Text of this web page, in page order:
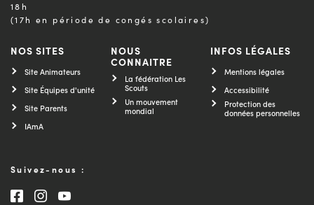
18h
(17h en période de congés scolaires)
NOS SITES
Site Animateurs
Site Équipes d'unité
Site Parents
IAmA
NOUS
CONNAITRE
La fédération Les
Scouts
Un mouvement
mondial
INFOS LÉGALES
Mentions légales
Accessibilité
Protection des
données personnelles
Suivez-nous :
Consultez notre page Facebook
Consultez notre page Instagram
Consultez notre chaîne Youtube